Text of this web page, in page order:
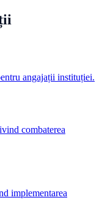
angajații instituției.
combaterea
implementarea